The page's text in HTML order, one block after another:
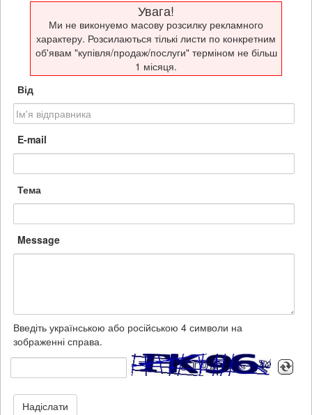
Увага!
Ми не виконуемо масову розсилку рекламного
характеру. Розсилаються тількі листи по конкретним
об'явам "купівля/продаж/послуги" терміном не більш
1 місяця.
Від
E-mail
Тема
Message
Введіть українською або російською 4 символи на
зображенні справа.
Надіслати